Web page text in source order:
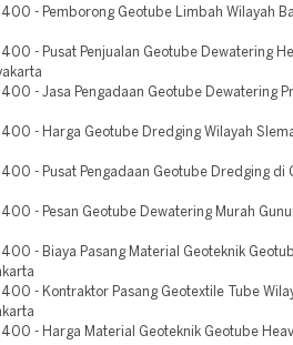
- Pemborong Geotube Limbah Wilayah
- Pusat Penjualan Geotube Dewatering
- Jasa Pengadaan Geotube Dewatering
- Harga Geotube Dredging Wilayah
- Pusat Pengadaan Geotube Dredging di
- Pesan Geotube Dewatering Murah
- Biaya Pasang Material Geoteknik
- Kontraktor Pasang Geotextile Tube
- Harga Material Geoteknik Geotube